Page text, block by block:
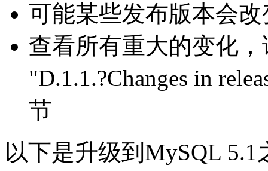
可能某些发布版本会
查看所有重大的变化
"D.1.1.?Changes in
节
以下是升级到MySQL